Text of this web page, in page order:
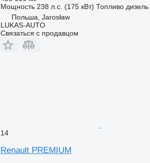
Мощность 238 л.с. (175 кВт) Топливо дизель
Польша, Jarosław
LUKAS-AUTO
Связаться с продавцом
14
Renault PREMIUM